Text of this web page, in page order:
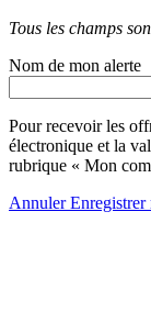
Tous les champs
Nom de mon alerte
Pour recevoir les
électronique et la
rubrique « Mon
AnnulerEnregistrer